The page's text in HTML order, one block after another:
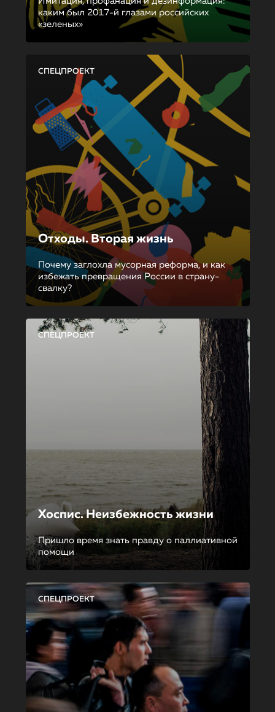
каким был 2017-й глазами российских
«зеленых»
СПЕЦПРОЕКТ
Отходы. Вторая жизнь
Почему заглохла мусорная реформа, и как
избежать превращения России в страну-
свалку?
СПЕЦПРОЕКТ
Хоспис. Неизбежность жизни
Пришло время знать правду о паллиативной
помощи
СПЕЦПРОЕКТ